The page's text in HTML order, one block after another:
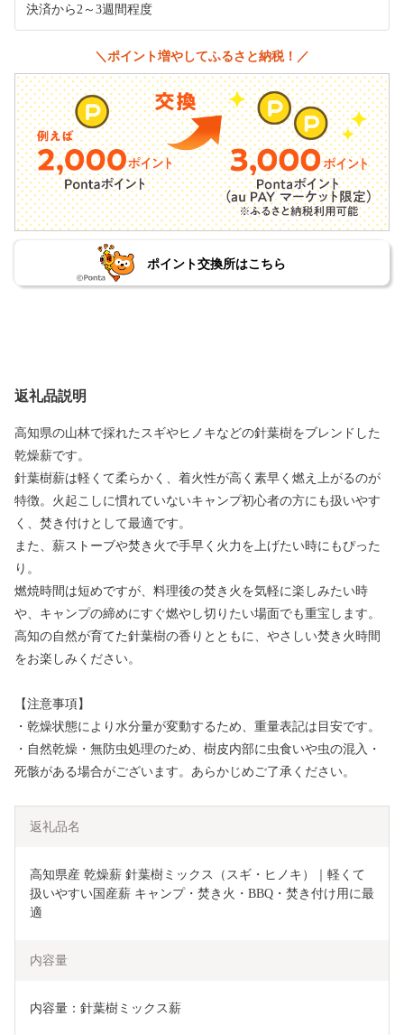
決済から2～3週間程度
＼ポイント増やしてふるさと納税！／
ポイント交換所はこちら
返礼品説明
高知県の山林で採れたスギやヒノキなどの針葉樹をブレンドした
乾燥薪です。
針葉樹薪は軽くて柔らかく、着火性が高く素早く燃え上がるのが
特徴。火起こしに慣れていないキャンプ初心者の方にも扱いやす
く、焚き付けとして最適です。
また、薪ストーブや焚き火で手早く火力を上げたい時にもぴった
り。
燃焼時間は短めですが、料理後の焚き火を気軽に楽しみたい時
や、キャンプの締めにすぐ燃やし切りたい場面でも重宝します。
高知の自然が育てた針葉樹の香りとともに、やさしい焚き火時間
をお楽しみください。
【注意事項】
・乾燥状態により水分量が変動するため、重量表記は目安です。
・自然乾燥・無防虫処理のため、樹皮内部に虫食いや虫の混入・
死骸がある場合がございます。あらかじめご了承ください。
返礼品名
高知県産 乾燥薪 針葉樹ミックス（スギ・ヒノキ）｜軽くて
扱いやすい国産薪 キャンプ・焚き火・BBQ・焚き付け用に最
適
内容量
内容量：針葉樹ミックス薪